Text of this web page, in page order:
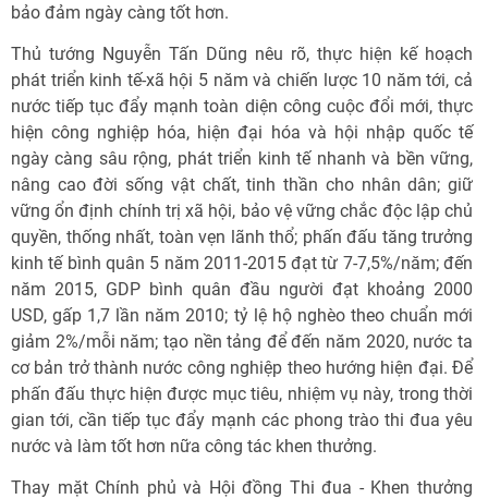
bảo đảm ngày càng tốt hơn.
Thủ tướng Nguyễn Tấn Dũng nêu rõ, thực hiện kế hoạch
phát triển kinh tế-xã hội 5 năm và chiến lược 10 năm tới, cả
nước tiếp tục đẩy mạnh toàn diện công cuộc đổi mới, thực
hiện công nghiệp hóa, hiện đại hóa và hội nhập quốc tế
ngày càng sâu rộng, phát triển kinh tế nhanh và bền vững,
nâng cao đời sống vật chất, tinh thần cho nhân dân; giữ
vững ổn định chính trị xã hội, bảo vệ vững chắc độc lập chủ
quyền, thống nhất, toàn vẹn lãnh thổ; phấn đấu tăng trưởng
kinh tế bình quân 5 năm 2011-2015 đạt từ 7-7,5%/năm; đến
năm 2015, GDP bình quân đầu người đạt khoảng 2000
USD, gấp 1,7 lần năm 2010; tỷ lệ hộ nghèo theo chuẩn mới
giảm 2%/mỗi năm; tạo nền tảng để đến năm 2020, nước ta
cơ bản trở thành nước công nghiệp theo hướng hiện đại. Để
phấn đấu thực hiện được mục tiêu, nhiệm vụ này, trong thời
gian tới, cần tiếp tục đẩy mạnh các phong trào thi đua yêu
nước và làm tốt hơn nữa công tác khen thưởng.
Thay mặt Chính phủ và Hội đồng Thi đua - Khen thưởng